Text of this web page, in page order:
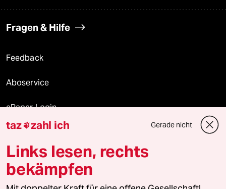
Fragen & Hilfe
Feedback
Aboservice
ePaper Login
Downloads für Abonnierende
© 2026 taz Verlags und Vertriebs GmbH
taz zahl ich Gerade nicht
Links lesen, rechts
bekämpfen